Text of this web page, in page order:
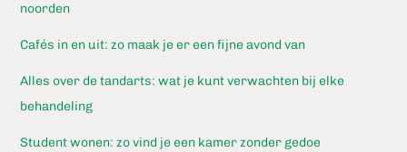
noorden
Cafés in en uit: zo maak je er een fijne avond van
Alles over de tandarts: wat je kunt verwachten bij elke
behandeling
Student wonen: zo vind je een kamer zonder gedoe